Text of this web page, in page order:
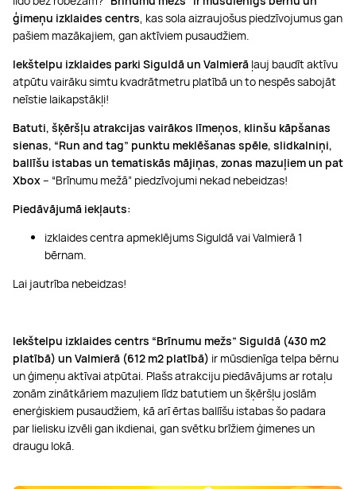
ģimeņu izklaides centrs, kas sola aizraujošus piedzīvojumus gan
pašiem mazākajiem, gan aktīviem pusaudžiem.
Iekštelpu izklaides parki Siguldā un Valmierā ļauj baudīt aktīvu
atpūtu vairāku simtu kvadrātmetru platībā un to nespēs sabojāt
neīstie laikapstākļi!
Batuti, šķēršļu atrakcijas vairākos līmeņos, klinšu kāpšanas
sienas, “Run and tag” punktu meklēšanas spēle, slidkalniņi,
ballīšu istabas un tematiskās mājiņas, zonas mazuļiem un pat
Xbox– “Brīnumu mežā” piedzīvojumi nekad nebeidzas!
Piedāvājumā iekļauts:
izklaides centra apmeklējums Siguldā vai Valmierā 1
bērnam.
Lai jautrība nebeidzas!
Iekštelpu izklaides centrs “Brīnumu mežs” Siguldā (430 m2
platībā) un Valmierā (612 m2 platībā) ir mūsdienīga telpa bērnu
un ģimeņu aktīvai atpūtai. Plašs atrakciju piedāvājums ar rotaļu
zonām zinātkāriem mazuļiem līdz batutiem un šķēršļu joslām
enerģiskiem pusaudžiem, kā arī ērtas ballīšu istabas šo padara
par lielisku izvēli gan ikdienai, gan svētku brīžiem ģimenes un
draugu lokā.